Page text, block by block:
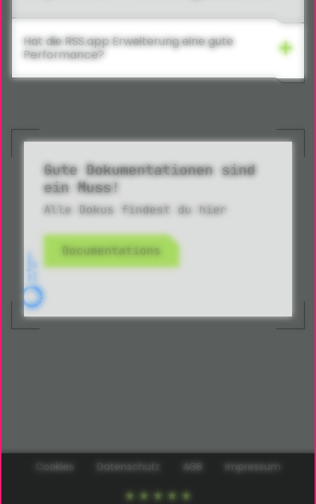
Hat die RSS.app Erweiterung eine gute
Performance?
Gute Dokumentationen sind
ein Muss!
Alle Dokus findest du hier
Documentations
Cookies Datenschutz AGB Impressum